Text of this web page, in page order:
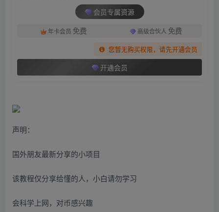
会员专属资源
年卡会员 免费 高级合伙人 免费
您暂无购买权限，请先开通会员
开通会员
声明：
国外朋友最新分享的小项目
该教程仅分享给懂的人，小白请勿学习
会科学上网，对币感兴趣